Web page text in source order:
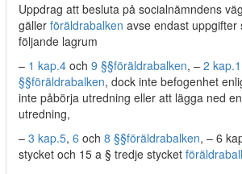
Uppdrag att besluta på socialnämndens
gäller föräldrabalken avse endast uppgifter
följande lagrum
– 1 kap.4 och 9 §§föräldrabalken, – 2 kap.1
§§föräldrabalken, dock inte befogenhet
inte påbörja utredning eller att lägga ned
utredning,
– 3 kap.5, 6 och 8 §§föräldrabalken, – 6
stycket och 15 a § tredje stycket